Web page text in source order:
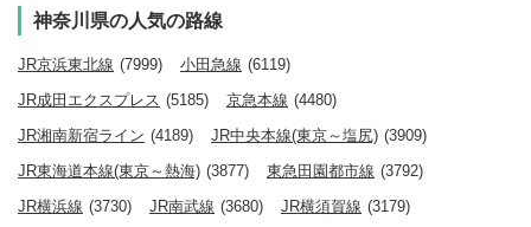
神奈川県の人気の路線
JR京浜東北線 (7999) 小田急線 (6119)
JR成田エクスプレス (5185) 京急本線 (4480)
JR湘南新宿ライン (4189) JR中央本線(東京～塩尻) (3909)
JR東海道本線(東京～熱海) (3877) 東急田園都市線 (3792)
JR横浜線 (3730) JR南武線 (3680) JR横須賀線 (3179)